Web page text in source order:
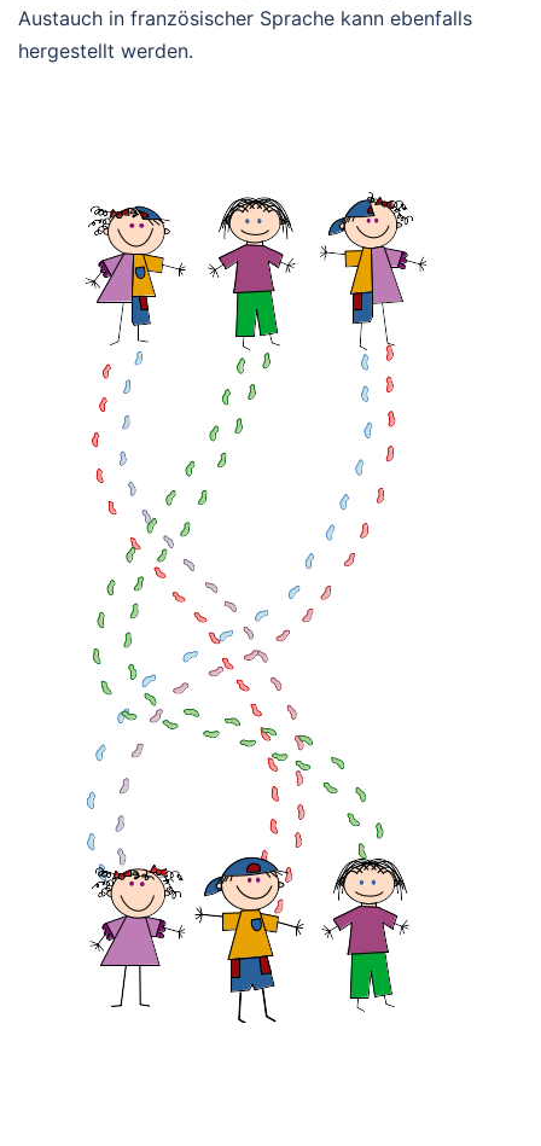
Austauch in französischer Sprache kann ebenfalls
hergestellt werden.